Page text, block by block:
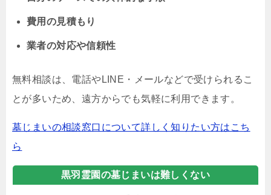
費用の見積もり
業者の対応や信頼性
無料相談は、電話やLINE・メールなどで受けられるこ
とが多いため、遠方からでも気軽に利用できます。
墓じまいの相談窓口について詳しく知りたい方はこち
ら
黒羽霊園の墓じまいは難しくない